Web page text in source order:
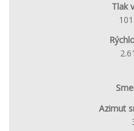
Tlak
Azimut